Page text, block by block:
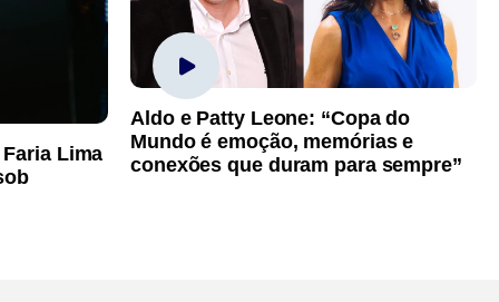
Lima
Aldo e Patty Leone: “Copa do
Mundo é emoção, memórias e
conexões que duram para sempre”